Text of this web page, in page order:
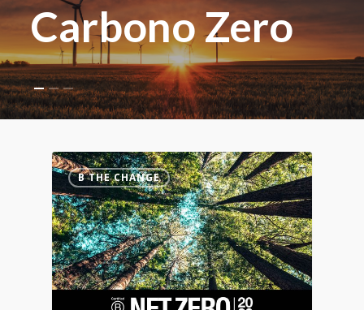
Carbono Zero
B THE CHANGE